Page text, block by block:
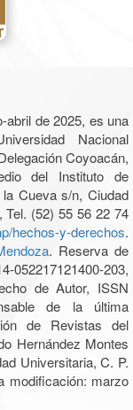
abril de 2025, es una
Nacional
Coyoacán,
del Instituto de
Cueva s/n, Ciudad
Tel. (52) 55 56 22 74
hechos-y-derechos.
. Reserva de
203,
de Autor, ISSN
de la última
de Revistas del
Hernández Montes
Universitaria, C. P.
modificación: marzo